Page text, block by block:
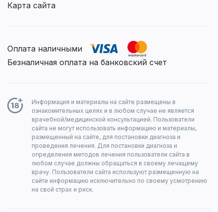
Карта сайта
Оплата наличными
Безналичная оплата на банковский счет
Информация и материалы на сайте размещены в
ознакомительных целях и в любом случае не является
врачебной/медицинской консультацией. Пользователи
сайта не могут использовать информацию и материалы,
размещенный на сайте, для постановки диагноза и
проведения лечения. Для постановки диагноза и
определения методов лечения пользователи сайта в
любом случае должны обращаться в своему лечащему
врачу. Пользователи сайта используют размещенную на
сайте информацию исключительно по своему усмотрению
на свой страх и риск.